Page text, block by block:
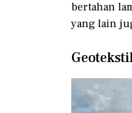
bertahan
yang lain